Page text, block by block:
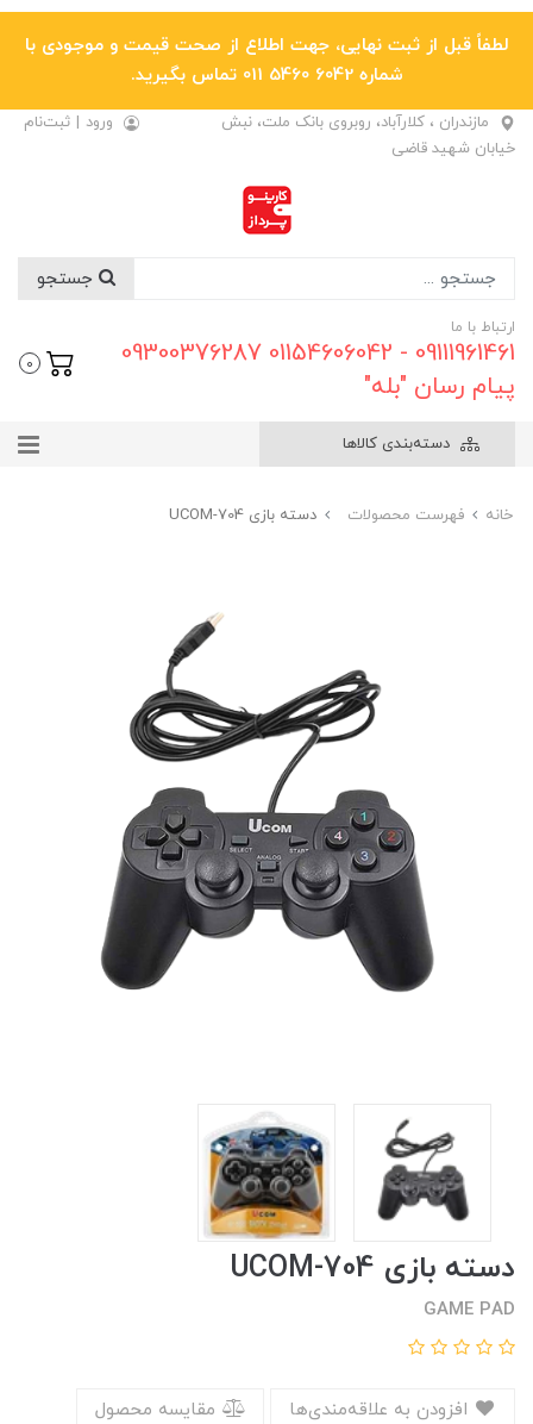
لطفاً قبل از ثبت نهایی، جهت اطلاع از صحت قیمت و موجودی با
شماره 6042 5460 011 تماس بگیرید.
مازندران ، کلارآباد، روبروی بانک ملت، نبش
خیابان شهید قاضی
ورود | ثبت‌نام
ارتباط با ما
09111961461 - 01154606042 09300376287
پیام رسان "بله"
0
دسته‌بندی کالاها
خانه فهرست محصولات دسته بازی UCOM-704
دسته بازی UCOM-704
GAME PAD
مقایسه محصول